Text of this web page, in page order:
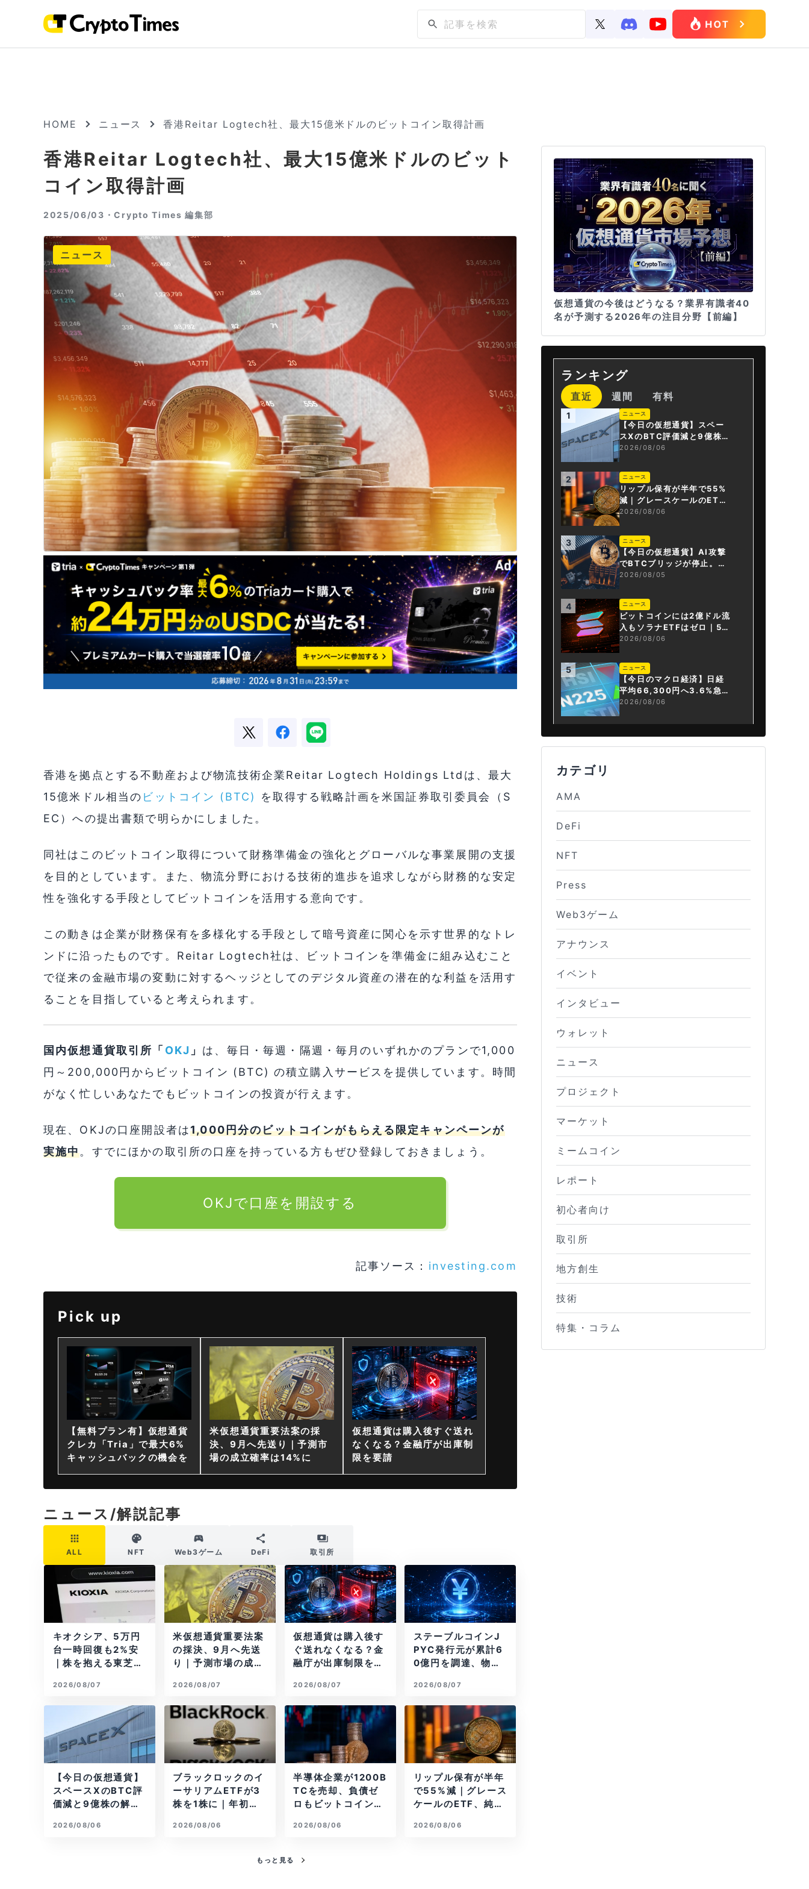
HOME ニュース 香港Reitar Logtech社、最大15億米ドルのビットコイン取得計画
香港Reitar Logtech社、最大15億米ドルのビット
コイン取得計画
2025/06/03・Crypto Times 編集部
ニュース
香港を拠点とする不動産および物流技術企業Reitar Logtech Holdings Ltdは、最大
15億米ドル相当の ビットコイン (BTC)
を取得する戦略計画を米国証券取引委員会（S
EC）への提出書類で明らかにしました。
同社はこのビットコイン取得について財務準備金の強化とグローバルな事業展開の支援
を目的としています。また、物流分野における技術的進歩を追求しながら財務的な安定
性を強化する手段としてビットコインを活用する意向です。
この動きは企業が財務保有を多様化する手段として暗号資産に関心を示す世界的なトレ
ンドに沿ったものです。Reitar Logtech社は、ビットコインを準備金に組み込むこと
で従来の金融市場の変動に対するヘッジとしてのデジタル資産の潜在的な利益を活用す
ることを目指していると考えられます。
国内仮想通貨取引所「 OKJ 」 は、毎日・毎週・隔週・毎月のいずれかのプランで1,000
円～200,000円からビットコイン (BTC) の積立購入サービスを提供しています。時間
がなく忙しいあなたでもビットコインの投資が行えます。
現在、OKJの口座開設者は1,000円分のビットコインがもらえる限定キャンペーンが
実施中。すでにほかの取引所の口座を持っている方もぜひ登録しておきましょう。
OKJで口座を開設する
記事ソース： investing.com
Pick up
【無料プラン有】仮想通貨
クレカ「Tria」で最大6%
キャッシュバックの機会を
米仮想通貨重要法案の採
決、9月へ先送り｜予測市
場の成立確率は14%に
仮想通貨は購入後すぐ送れ
なくなる？金融庁が出庫制
限を要請
ニュース/解説記事
ALL NFT Web3ゲーム DeFi 取引所
キオクシア、5万円
台一時回復も2%安
｜株を抱える東芝は
2026/08/07
米仮想通貨重要法案
の採決、9月へ先送
り｜予測市場の成立
2026/08/07
仮想通貨は購入後す
ぐ送れなくなる？金
融庁が出庫制限を要
2026/08/07
ステーブルコインJ
PYC発行元が累計6
0億円を調達、物流
2026/08/07
【今日の仮想通貨】
スペースXのBTC評
価減と9億株の解
BTCが盗難
2026/08/06
ブラックロックのイ
ーサリアムETFが3
株を1株に｜年初来3
2026/08/06
半導体企業が1200B
TCを売却、負債ゼ
ロもビットコイン戦
2026/08/06
リップル保有が半年
で55%減｜グレース
ケールのETF、純資
2026/08/06
もっと見る
仮想通貨の今後はどうなる？業界有識者40
名が予測する2026年の注目分野【前編】
ランキング
直近 週間 有料
1 ニュース
【今日の仮想通貨】スペー
スXのBTC評価減と9億株の
解禁。208億円相当のBTC
が盗難
2026/08/06
2 ニュース
リップル保有が半年で55%
減｜グレースケールのET
F、純資産1.6億ドル減
2026/08/06
3 ニュース
【今日の仮想通貨】AI攻撃
でBTCブリッジが停止。金
融庁が「暗号資産・ステー
2026/08/05
4 ニュース
ビットコインには2億ドル流
入もソラナETFはゼロ｜5営
業日連続で停止
2026/08/06
5 ニュース
【今日のマクロ経済】日経
平均66,300円へ3.6%急騰
もAI投資回収懸念が再燃
2026/08/06
カテゴリ
AMA
DeFi
NFT
Press
Web3ゲーム
アナウンス
イベント
インタビュー
ウォレット
ニュース
プロジェクト
マーケット
ミームコイン
レポート
初心者向け
取引所
地方創生
技術
特集・コラム